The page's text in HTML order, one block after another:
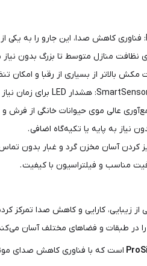
عالی موی حیوانات خانگی از فرش
نیاز به پایه یا تکیه‌گاه اضافی .
از زیبایی، کارایی و کاهش صدا
در طبقات و فضاهای مختلف آسان
است که با فناوری کاهش صدای